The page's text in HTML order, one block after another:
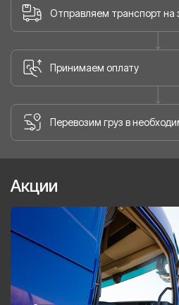
Отправляем транспорт на
Принимаем оплату
Перевозим груз в
Акции